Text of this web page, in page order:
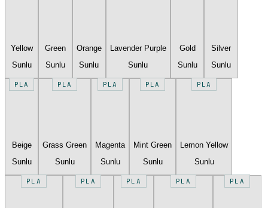
Yellow
Sunlu
Green
Sunlu
Orange
Sunlu
Lavender Purple
Sunlu
Gold
Sunlu
Silver
Sunlu
PLA
Beige
Sunlu
PLA
Grass Green
Sunlu
PLA
Magenta
Sunlu
PLA
Mint Green
Sunlu
PLA
Lemon Yellow
Sunlu
PLA PLA PLA PLA PLA